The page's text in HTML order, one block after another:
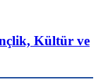
Kültür ve